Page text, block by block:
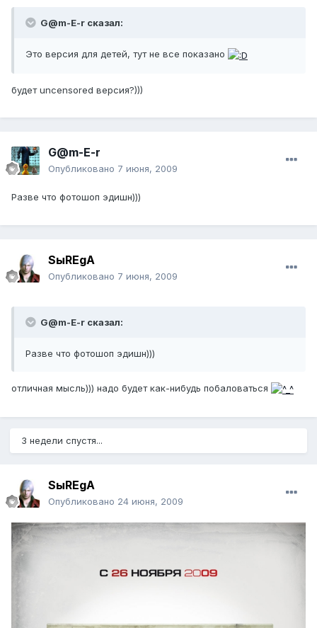
G@m-E-r сказал:
Это версия для детей, тут не все показано
будет uncensored версия?)))
G@m-E-r
Опубликовано 7 июня, 2009
Разве что фотошоп эдишн)))
SыREgA
Опубликовано 7 июня, 2009
G@m-E-r сказал:
Разве что фотошоп эдишн)))
отличная мысль))) надо будет как-нибудь побаловаться
3 недели спустя...
SыREgA
Опубликовано 24 июня, 2009